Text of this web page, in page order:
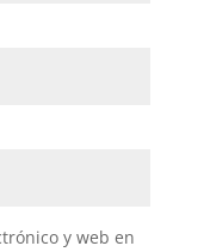
y web en